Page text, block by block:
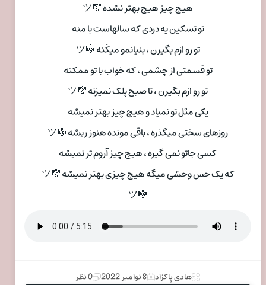
هیچ چیز هیچ بهتر نشده 🎼ツ
تو تسکین یه دردی که سالهاست با منه
تو رو ازم بگیرن ، بنیانمو میکَنه 🎼ツ
تو قسمتی از چشمی ، که خواب با تو ممکنه
تو رو ازم بگیرن ، تا صبح پلک نمیزنه 🎼ツ
یکی مثل تو نمیاد و هیچ چیز بهتر نمیشه
روزهای سختی میگذره ، باقی مونده هنوز ریشه 🎼ツ
کسی جاتو نمی گیره ، هیچ چیز آروم تر نمیشه
که یک حس وحشی میگه هیچ چیزی بهتر نمیشه 🎼ツ
🎼ツ
هادی پاکزاد 8 نوامبر 2022 0 نظر